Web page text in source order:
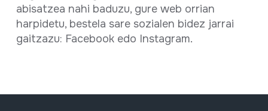
abisatzea nahi baduzu, gure web orrian
harpidetu, bestela sare sozialen bidez jarrai
gaitzazu: Facebook edo Instagram.